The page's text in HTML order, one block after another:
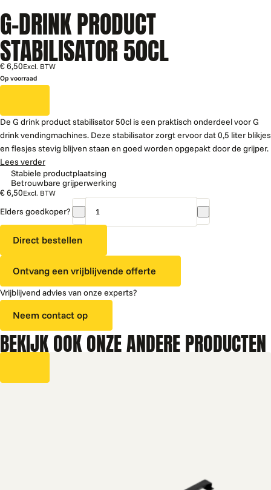
G-DRINK PRODUCT
STABILISATOR 50CL
€ 6,50Excl. BTW
Op voorraad
De G drink product stabilisator 50cl is een praktisch onderdeel voor G
drink vendingmachines. Deze stabilisator zorgt ervoor dat 0,5 liter blikjes
en flesjes stevig blijven staan en goed worden opgepakt door de grijper.
Lees verder
Stabiele productplaatsing
Betrouwbare grijperwerking
€ 6,50Excl. BTW
Elders goedkoper?
G-
product
stabilisator
50cl
Direct bestellen
Ontvang een vrijblijvende offerte
Vrijblijvend advies van onze experts?
Neem contact op
BEKIJK OOK ONZE ANDERE PRODUCTEN